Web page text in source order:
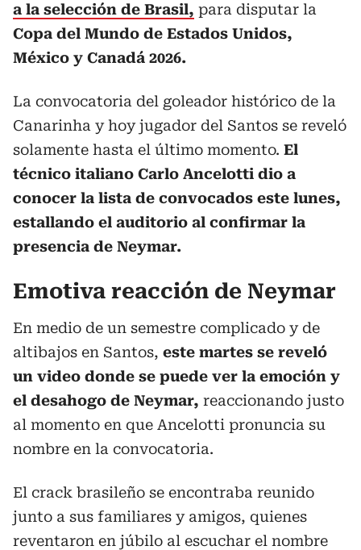
a la selección de Brasil, para disputar la
Copa del Mundo de Estados Unidos,
México y Canadá 2026.
La convocatoria del goleador histórico de la
Canarinha y hoy jugador del Santos se reveló
solamente hasta el último momento. El
técnico italiano Carlo Ancelotti dio a
conocer la lista de convocados este lunes,
estallando el auditorio al confirmar la
presencia de Neymar.
Emotiva reacción de Neymar
En medio de un semestre complicado y de
altibajos en Santos, este martes se reveló
un video donde se puede ver la emoción y
el desahogo de Neymar, reaccionando justo
al momento en que Ancelotti pronuncia su
nombre en la convocatoria.
El crack brasileño se encontraba reunido
junto a sus familiares y amigos, quienes
reventaron en júbilo al escuchar el nombre